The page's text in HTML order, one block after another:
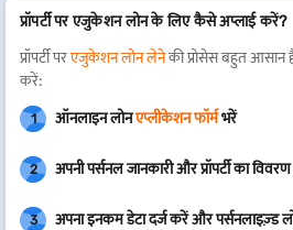
प्रॉपर्टी पर एजुकेशन लोन के लिए कैसे अप्लाई करें?
प्रॉपर्टी परएजुकेशन लोन लेनेकी प्रोसेस बहुत आसान
करें:
1 ऑनलाइन लोनएप्लीकेशन फॉर्मभरें
2 अपनी पर्सनल जानकारी और प्रॉपर्टी का
3 अपना इनकम डेटा दर्ज करें और पर्सनलाइज़्ड